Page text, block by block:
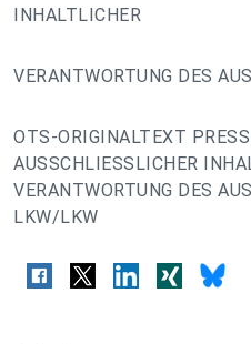
INHALTLICHER
VERANTWORTUNG DES
OTS-ORIGINALTEXT
AUSSCHLIESSLICHER
VERANTWORTUNG DES
LKW/LKW